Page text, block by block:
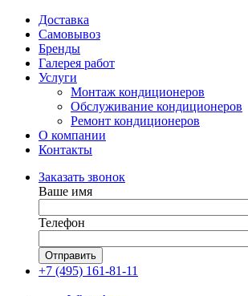
Доставка
Самовывоз
Бренды
Галерея работ
Услуги
Монтаж кондиционеров
Обслуживание кондиционеров
Ремонт кондиционеров
О компании
Контакты
Заказать звонок
Ваше имя
Телефон
Отправить
+7 (495) 161-81-11